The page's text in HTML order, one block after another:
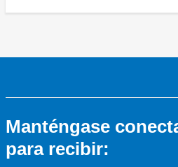
Manténgase
para recibir: